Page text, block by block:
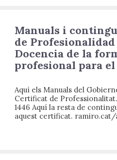
Manuals i
de Profesionalidad
Docencia de la
profesional para el
Aquí els Manuals del
Certificat de Professionalitat.
1446 Aquí la resta de
aquest certificat. ramiro.cat/